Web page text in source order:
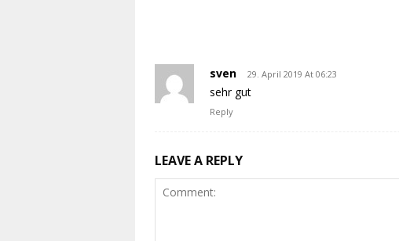
sven 29. April 2019 At 06:23
sehr gut
Reply
LEAVE A REPLY